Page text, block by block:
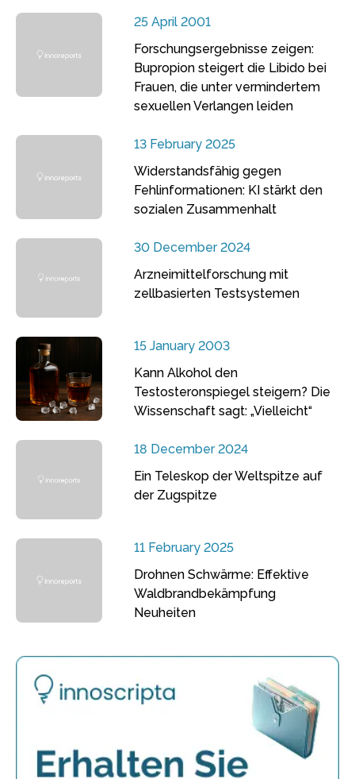
25 April 2001
Forschungsergebnisse zeigen:
Bupropion steigert die Libido bei
Frauen, die unter vermindertem
sexuellen Verlangen leiden
13 February 2025
Widerstandsfähig gegen
Fehlinformationen: KI stärkt den
sozialen Zusammenhalt
30 December 2024
Arzneimittelforschung mit
zellbasierten Testsystemen
15 January 2003
Kann Alkohol den
Testosteronspiegel steigern? Die
Wissenschaft sagt: „Vielleicht“
18 December 2024
Ein Teleskop der Weltspitze auf
der Zugspitze
11 February 2025
Drohnen Schwärme: Effektive
Waldbrandbekämpfung
Neuheiten